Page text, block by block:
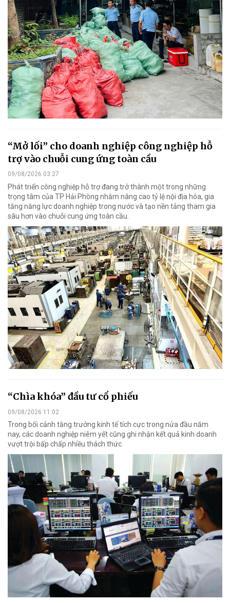
“Mở lối” cho doanh nghiệp công nghiệp hỗ
trợ vào chuỗi cung ứng toàn cầu
09/08/2026 03:27
Phát triển công nghiệp hỗ trợ đang trở thành một trong những
trọng tâm của TP Hải Phòng nhằm nâng cao tỷ lệ nội địa hóa, gia
tăng năng lực doanh nghiệp trong nước và tạo nền tảng tham gia
sâu hơn vào chuỗi cung ứng toàn cầu.
“Chìa khóa” đầu tư cổ phiếu
09/08/2026 11:02
Trong bối cảnh tăng trưởng kinh tế tích cực trong nửa đầu năm
nay, các doanh nghiệp niêm yết cũng ghi nhận kết quả kinh doanh
vượt trội bấp chấp nhiều thách thức.